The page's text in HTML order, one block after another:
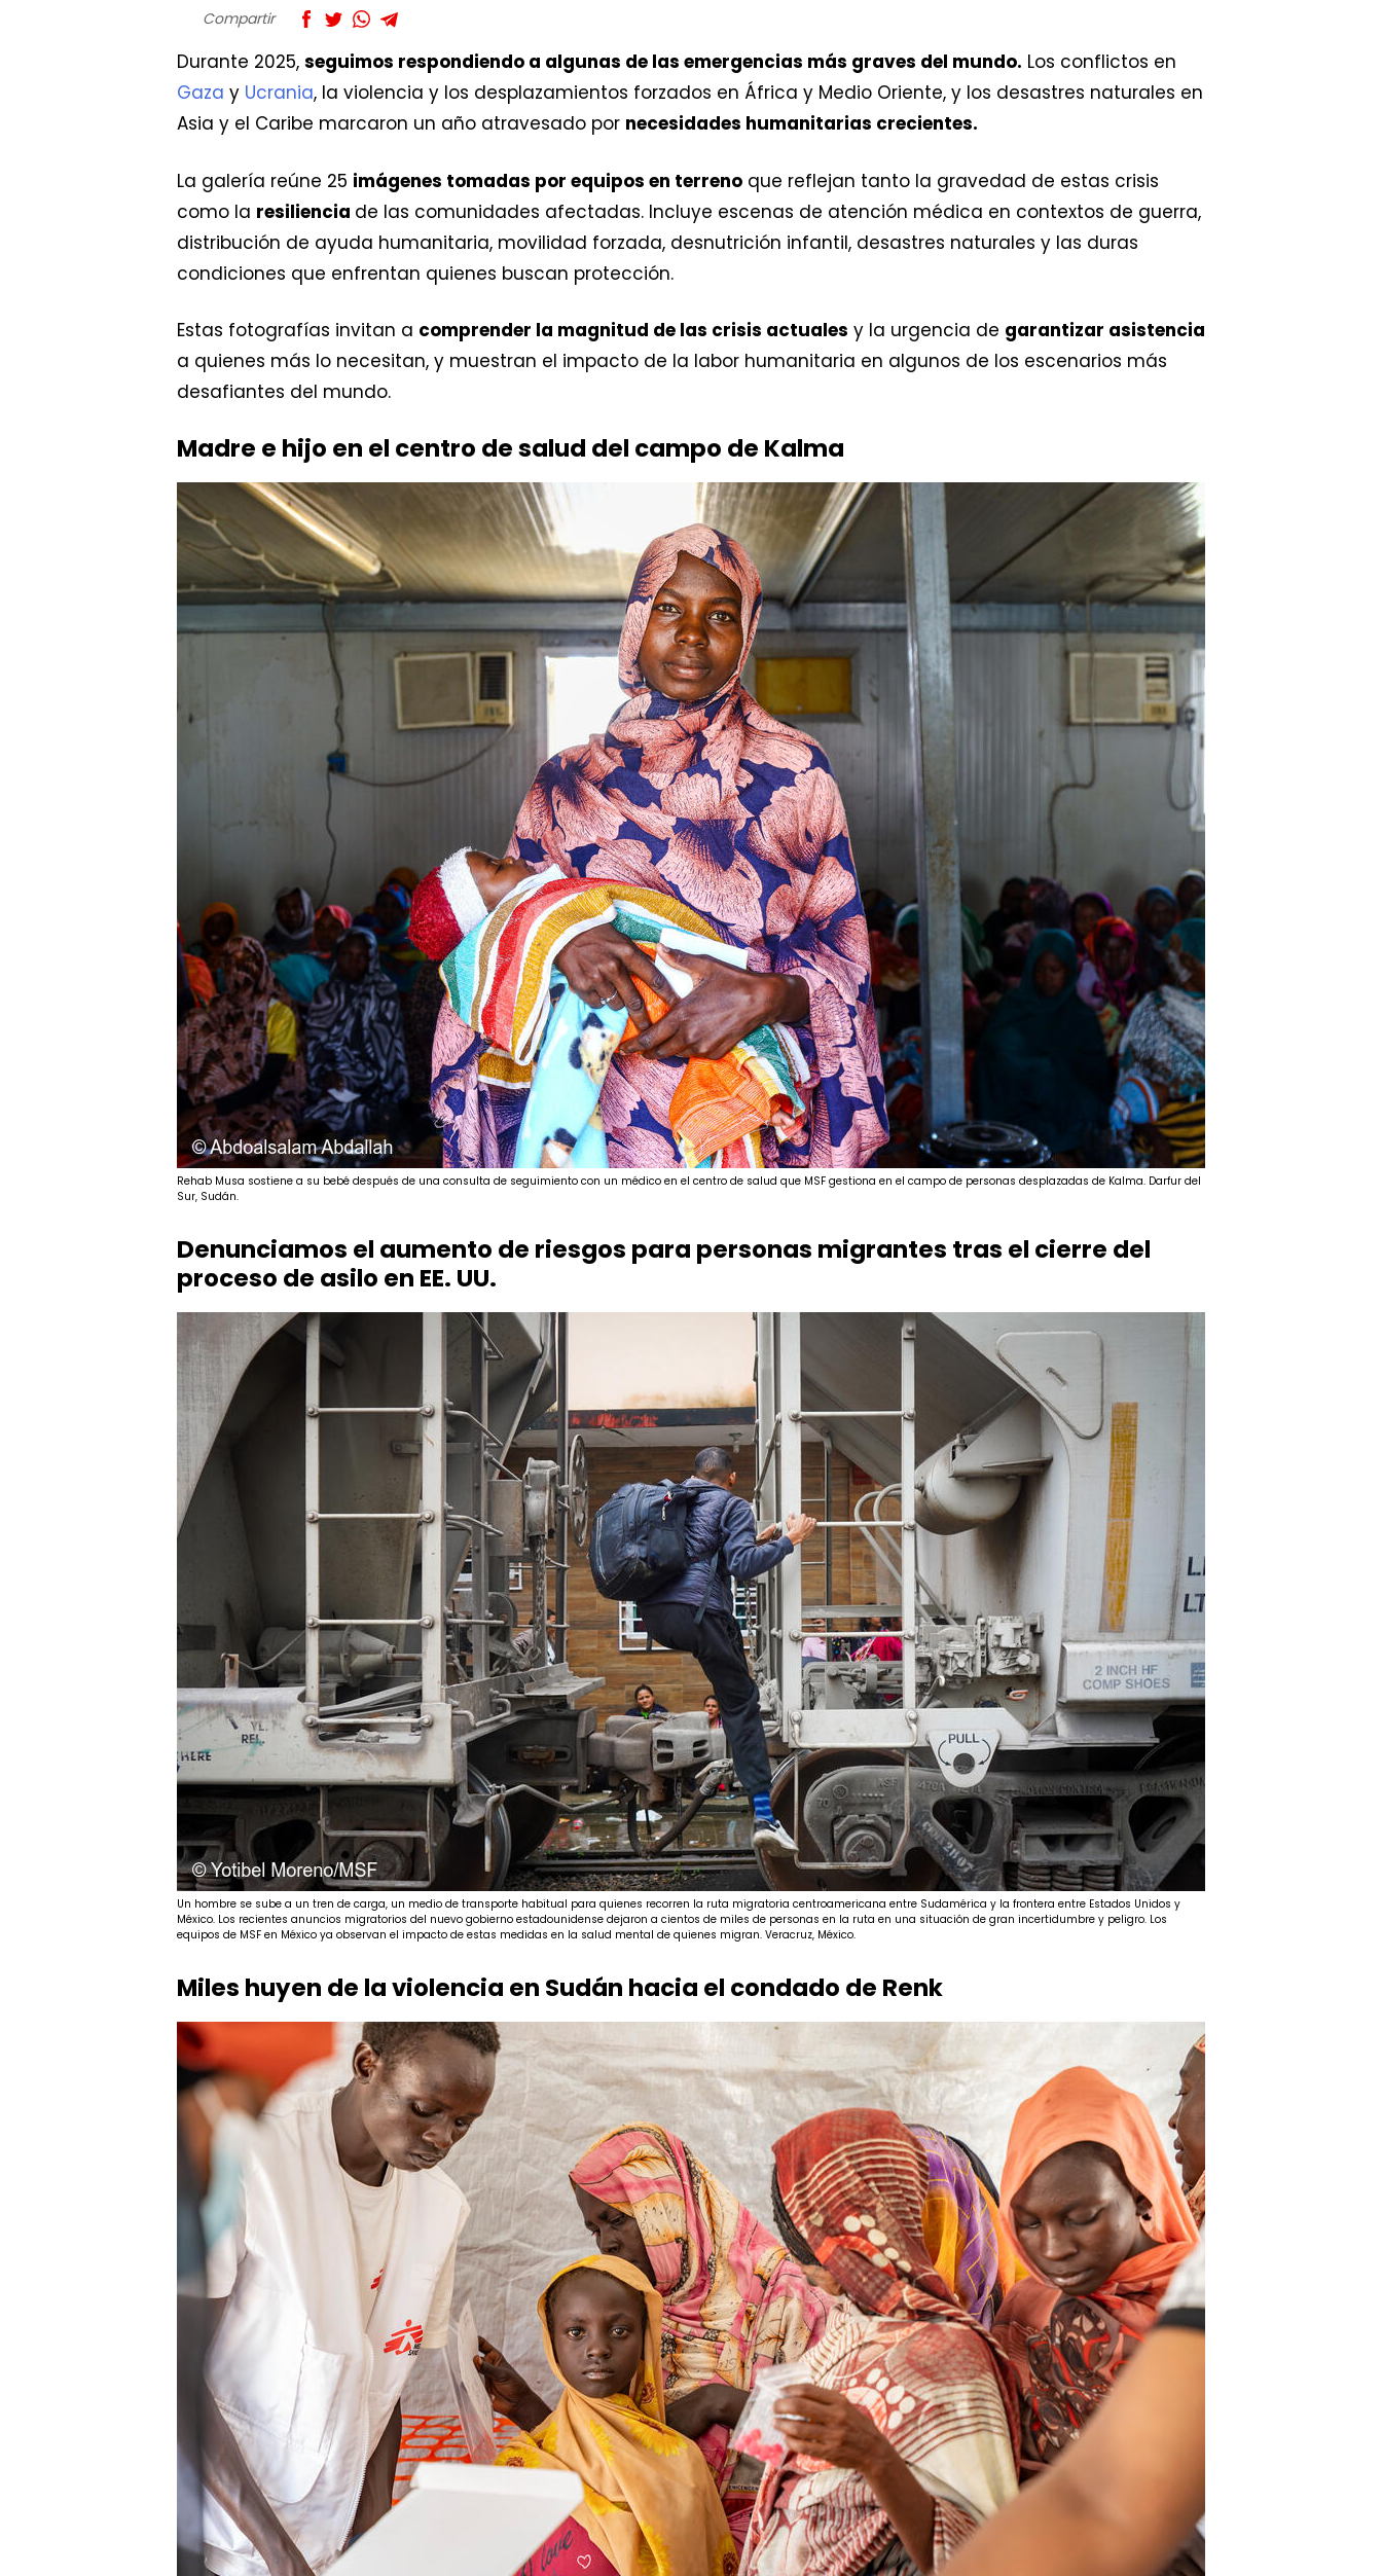
Compartir
Durante 2025, seguimos respondiendo a algunas de las emergencias más graves del mundo. Los conflictos en
Gaza y Ucrania, la violencia y los desplazamientos forzados en África y Medio Oriente, y los desastres naturales en
Asia y el Caribe marcaron un año atravesado por necesidades humanitarias crecientes.
La galería reúne 25 imágenes tomadas por equipos en terreno que reflejan tanto la gravedad de estas crisis
como la resiliencia de las comunidades afectadas. Incluye escenas de atención médica en contextos de guerra,
distribución de ayuda humanitaria, movilidad forzada, desnutrición infantil, desastres naturales y las duras
condiciones que enfrentan quienes buscan protección.
Estas fotografías invitan a comprender la magnitud de las crisis actuales y la urgencia de garantizar asistencia
a quienes más lo necesitan, y muestran el impacto de la labor humanitaria en algunos de los escenarios más
desafiantes del mundo.
Madre e hijo en el centro de salud del campo de Kalma
Rehab Musa sostiene a su bebé después de una consulta de seguimiento con un médico en el centro de salud que MSF gestiona en el campo de personas desplazadas de Kalma. Darfur del
Sur, Sudán.
Denunciamos el aumento de riesgos para personas migrantes tras el cierre del
proceso de asilo en EE. UU.
Un hombre se sube a un tren de carga, un medio de transporte habitual para quienes recorren la ruta migratoria centroamericana entre Sudamérica y la frontera entre Estados Unidos y
México. Los recientes anuncios migratorios del nuevo gobierno estadounidense dejaron a cientos de miles de personas en la ruta en una situación de gran incertidumbre y peligro. Los
equipos de MSF en México ya observan el impacto de estas medidas en la salud mental de quienes migran. Veracruz, México.
Miles huyen de la violencia en Sudán hacia el condado de Renk